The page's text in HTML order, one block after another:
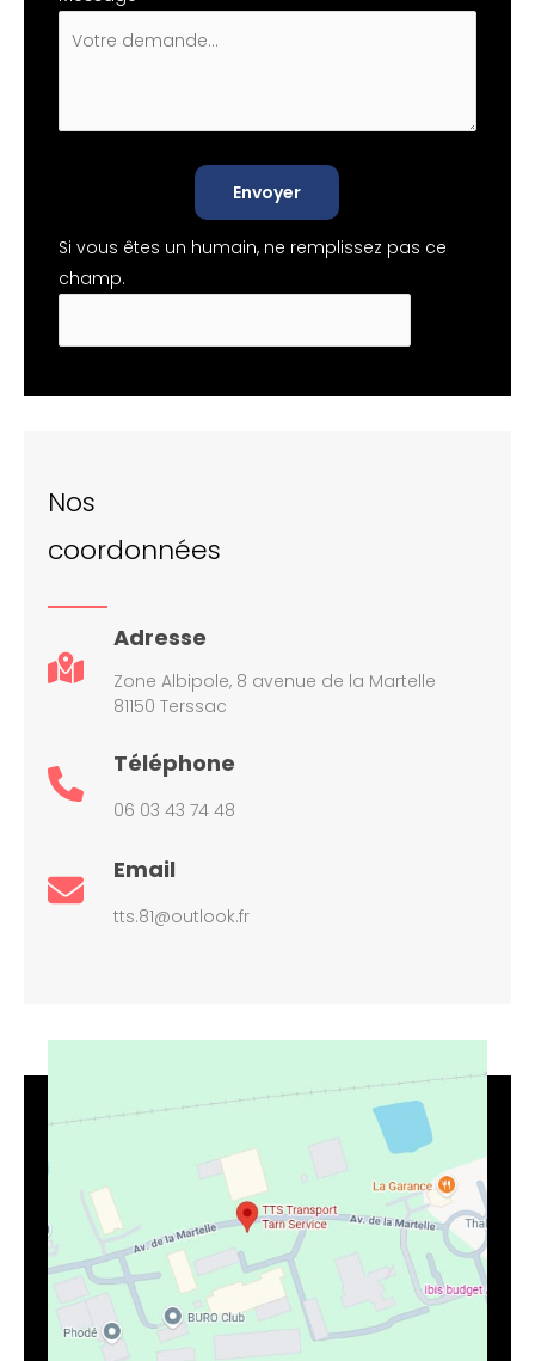
Envoyer
Si vous êtes un humain, ne remplissez pas ce
champ.
Nos
coordonnées
Adresse
Zone Albipole, 8 avenue de la Martelle
81150 Terssac
Téléphone
06 03 43 74 48
Email
tts.81@outlook.fr